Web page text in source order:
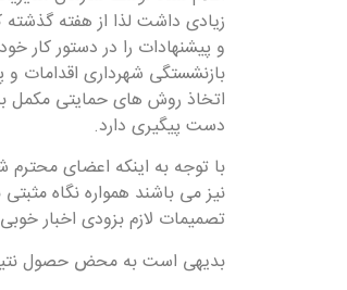
زیادی داشت لذا از هفته
و پیشنهادات را در دستور کار
بازنشستگی شهرداری اقدامات
اتخاذ روش های حمایتی مکمل
دست پیگیری دارد.
با توجه به اینکه اعضای
نیز می باشند همواره نگاه
تصمیمات لازم بزودی اخبار
بدیهی است به محض حصول